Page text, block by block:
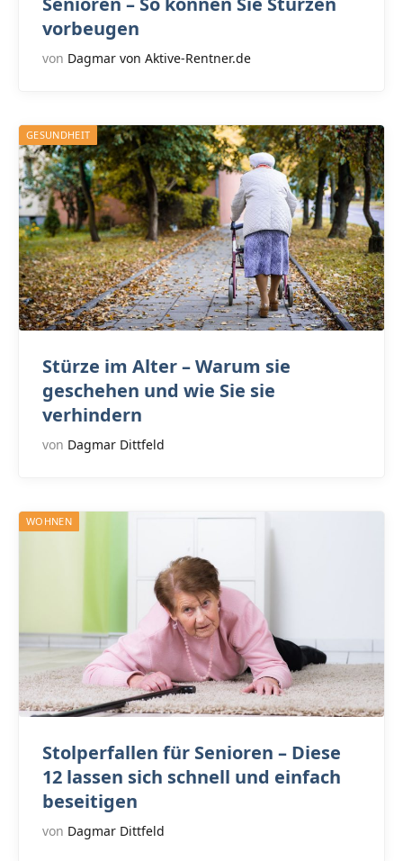
vorbeugen
von Dagmar von Aktive-Rentner.de
GESUNDHEIT
Stürze im Alter – Warum sie
geschehen und wie Sie sie
verhindern
von Dagmar Dittfeld
WOHNEN
Stolperfallen für Senioren – Diese
12 lassen sich schnell und einfach
beseitigen
von Dagmar Dittfeld